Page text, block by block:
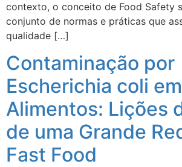
contexto, o conceito de Food Safety
conjunto de normas e práticas que
qualidade […]
Contaminação por
Escherichia coli
Alimentos: Lições
de uma Grande
Fast Food